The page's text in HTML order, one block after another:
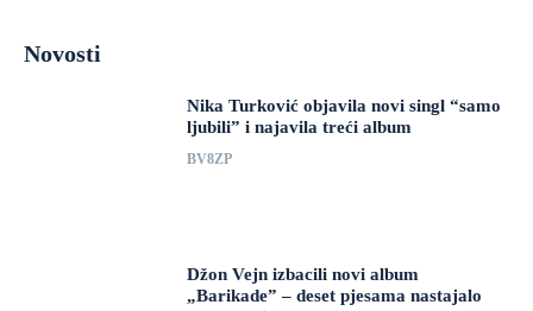
Novosti
Nika Turković objavila novi singl “samo
ljubili” i najavila treći album
BV8ZP
Džon Vejn izbacili novi album
„Barikade” – deset pjesama nastajalo